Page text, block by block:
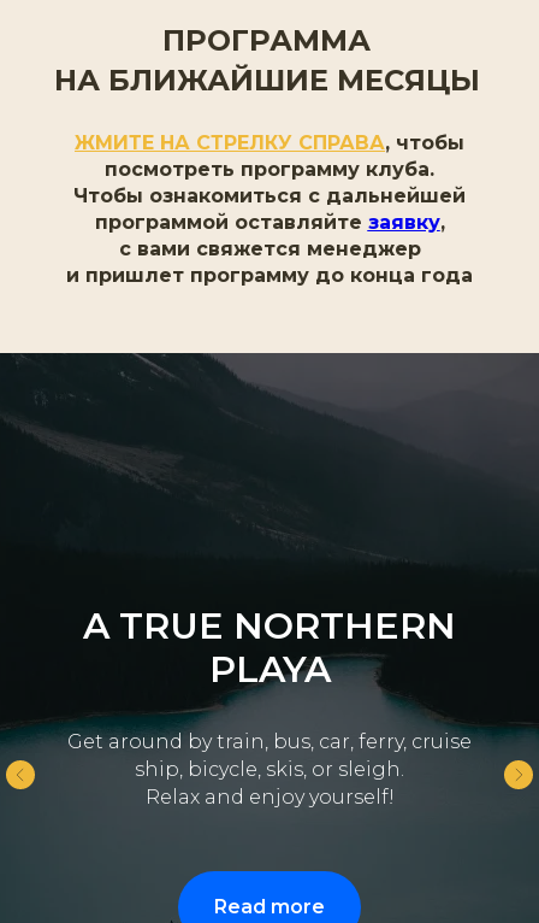
ПРОГРАММА
НА БЛИЖАЙШИЕ МЕСЯЦЫ
ЖМИТЕ НА СТРЕЛКУ СПРАВА, чтобы
посмотреть программу клуба.
Чтобы ознакомиться с дальнейшей
программой оставляйте заявку,
с вами свяжется менеджер
и пришлет программу до конца года
A TRUE NORTHERN
PLAYA
Get around by train, bus, car, ferry, cruise
ship, bicycle, skis, or sleigh.
Relax and enjoy yourself!
Read more